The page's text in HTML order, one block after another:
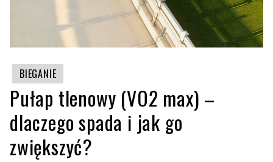
BIEGANIE
Pułap tlenowy (VO2 max) –
dlaczego spada i jak go
zwiększyć?